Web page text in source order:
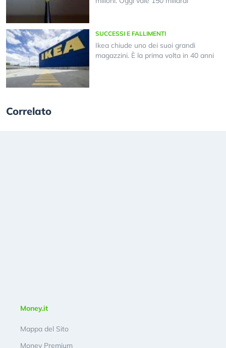
SUCCESSI E FALLIMENTI
Ikea chiude uno dei suoi grandi
magazzini. È la prima volta in 40 anni
Correlato
Money.it
Mappa del Sito
Money Premium